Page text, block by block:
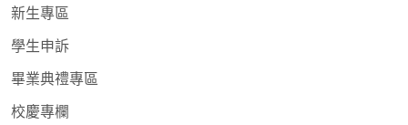
新生專區
學生申訴
畢業典禮專區
校慶專欄